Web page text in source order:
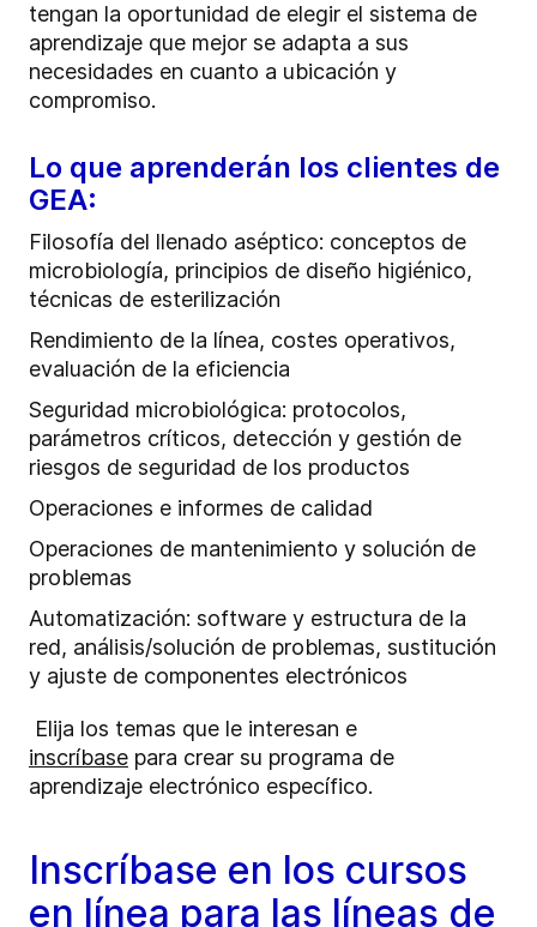
tengan la oportunidad de elegir el sistema de
aprendizaje que mejor se adapta a sus
necesidades en cuanto a ubicación y
compromiso.
Lo que aprenderán los clientes de
GEA:
Filosofía del llenado aséptico: conceptos de
microbiología, principios de diseño higiénico,
técnicas de esterilización
Rendimiento de la línea, costes operativos,
evaluación de la eficiencia
Seguridad microbiológica: protocolos,
parámetros críticos, detección y gestión de
riesgos de seguridad de los productos
Operaciones e informes de calidad
Operaciones de mantenimiento y solución de
problemas
Automatización: software y estructura de la
red, análisis/solución de problemas, sustitución
y ajuste de componentes electrónicos
Elija los temas que le interesan e
inscríbase para crear su programa de
aprendizaje electrónico específico.
Inscríbase en los cursos
en línea para las líneas de